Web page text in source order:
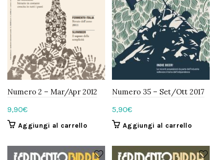
Numero 2 – Mar/Apr 2012
9,90€
Aggiungi al carrello
Numero 35 – Set/Ott 2017
5,90€
Aggiungi al carrello